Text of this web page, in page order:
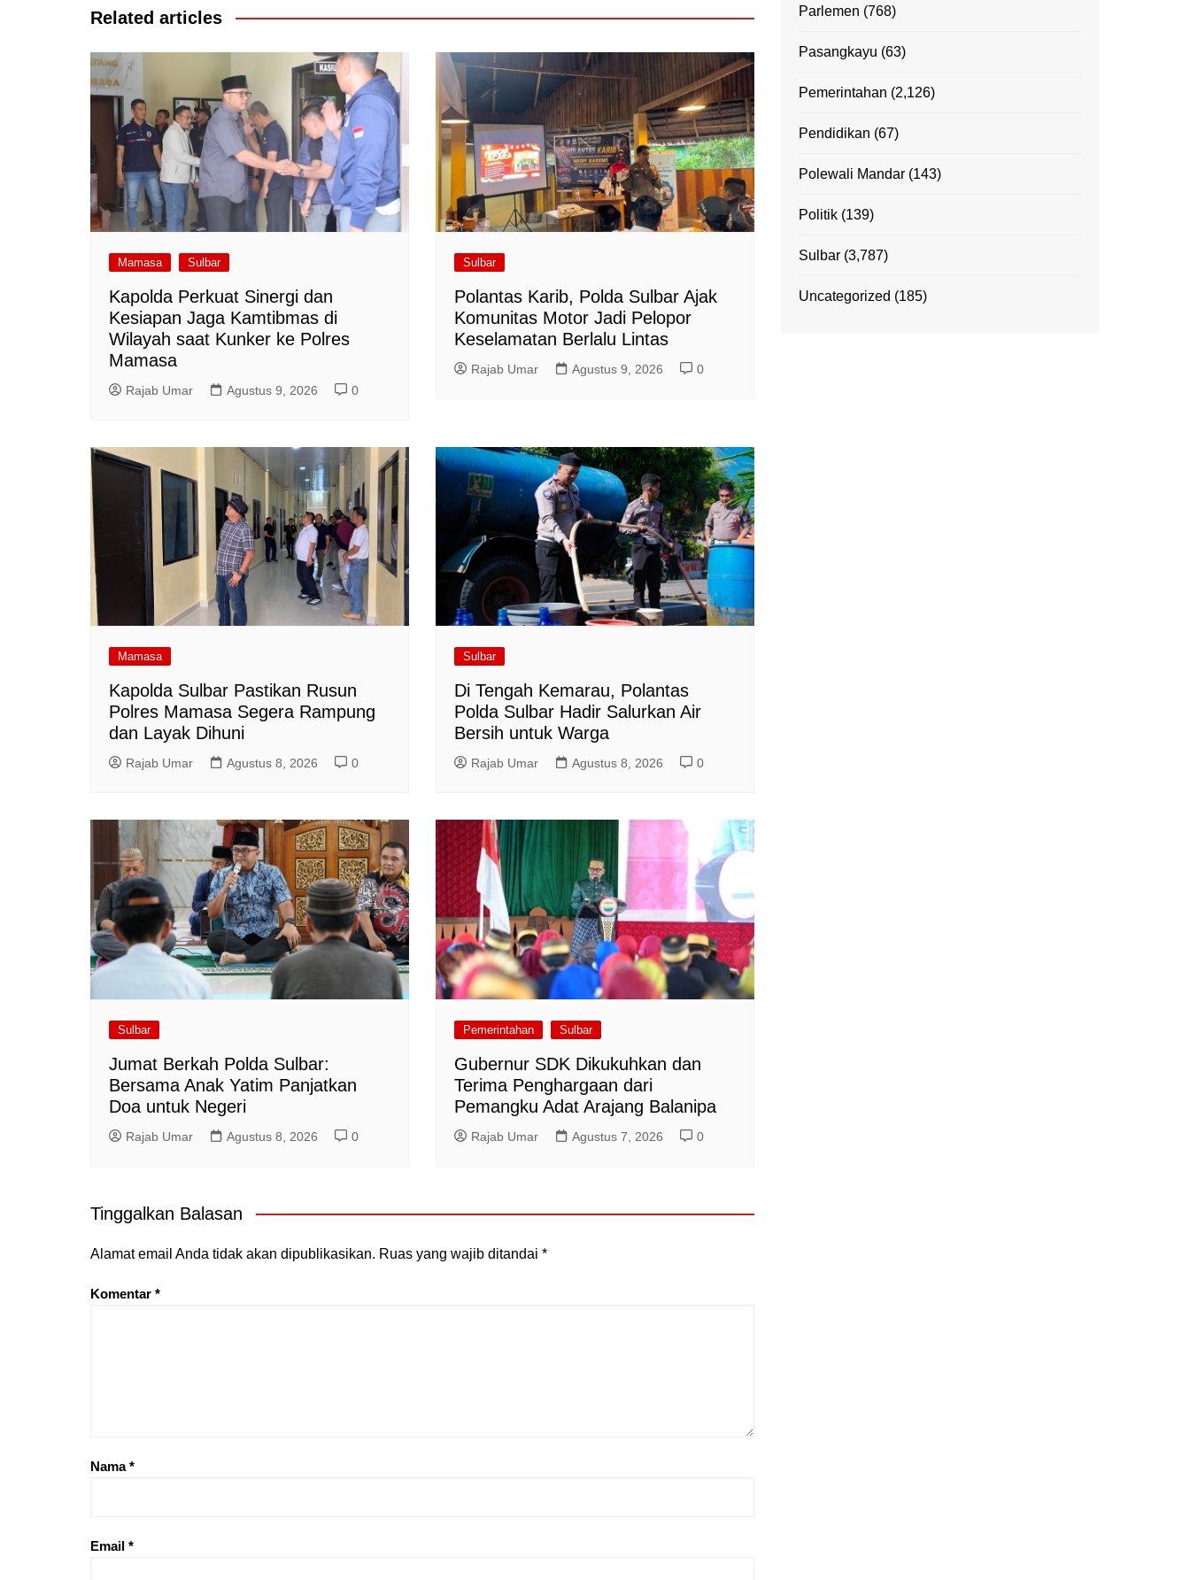
Related articles
Mamasa Sulbar
Kapolda Perkuat Sinergi dan
Kesiapan Jaga Kamtibmas di
Wilayah saat Kunker ke Polres
Mamasa
Rajab Umar Agustus 9, 2026 0
Sulbar
Polantas Karib, Polda Sulbar Ajak
Komunitas Motor Jadi Pelopor
Keselamatan Berlalu Lintas
Rajab Umar Agustus 9, 2026 0
Mamasa
Kapolda Sulbar Pastikan Rusun
Polres Mamasa Segera Rampung
dan Layak Dihuni
Rajab Umar Agustus 8, 2026 0
Sulbar
Di Tengah Kemarau, Polantas
Polda Sulbar Hadir Salurkan Air
Bersih untuk Warga
Rajab Umar Agustus 8, 2026 0
Sulbar
Jumat Berkah Polda Sulbar:
Bersama Anak Yatim Panjatkan
Doa untuk Negeri
Rajab Umar Agustus 8, 2026 0
Pemerintahan Sulbar
Gubernur SDK Dikukuhkan dan
Terima Penghargaan dari
Pemangku Adat Arajang Balanipa
Rajab Umar Agustus 7, 2026 0
Tinggalkan Balasan
Alamat email Anda tidak akan dipublikasikan. Ruas yang wajib ditandai *
Komentar *
Nama*
Email *
Parlemen (768)
Pasangkayu (63)
Pemerintahan (2,126)
Pendidikan (67)
Polewali Mandar (143)
Politik (139)
Sulbar (3,787)
Uncategorized (185)